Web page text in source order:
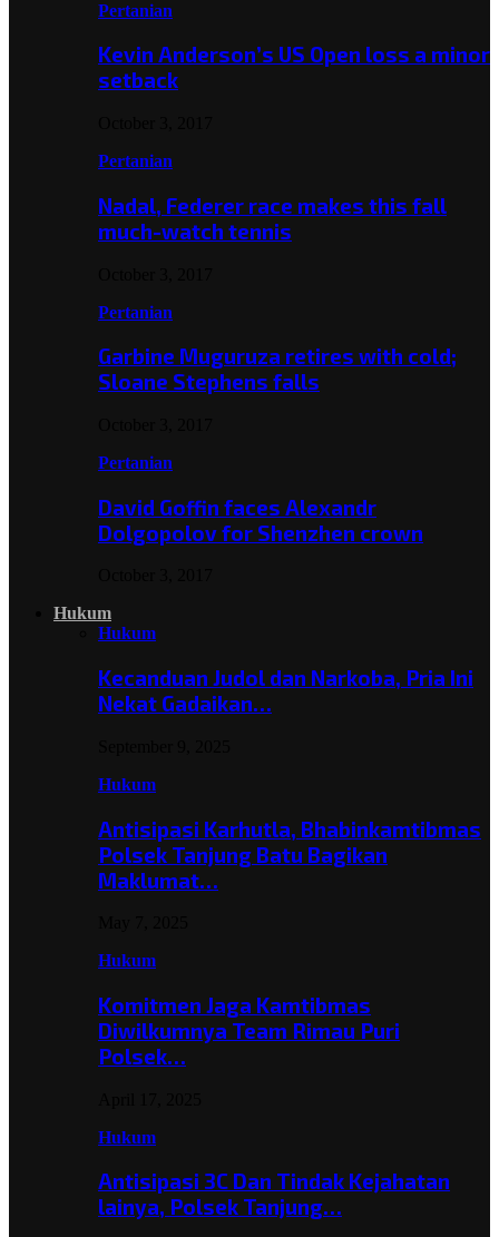
Pertanian
Kevin Anderson’s US Open loss a minor
setback
Pertanian
Nadal, Federer race makes this fall
much-watch tennis
Pertanian
Garbine Muguruza retires with cold;
Sloane Stephens falls
Pertanian
David Goffin faces Alexandr
Dolgopolov for Shenzhen crown
Hukum
Hukum
Kecanduan Judol dan Narkoba, Pria Ini
Nekat Gadaikan…
Hukum
Antisipasi Karhutla, Bhabinkamtibmas
Polsek Tanjung Batu Bagikan
Maklumat…
Hukum
Komitmen Jaga Kamtibmas
Diwilkumnya Team Rimau Puri
Polsek…
Hukum
Antisipasi 3C Dan Tindak Kejahatan
lainya, Polsek Tanjung…